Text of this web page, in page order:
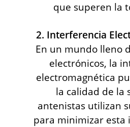
que superen la
2. Interferencia
En un mundo lleno
electrónicos, la
electromagnética
la calidad de la
antenistas utilizan
para minimizar esta